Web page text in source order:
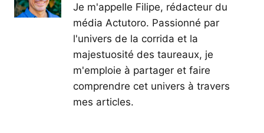
Je m'appelle Filipe, rédacteur du
média Actutoro. Passionné par
l'univers de la corrida et la
majestuosité des taureaux, je
m'emploie à partager et faire
comprendre cet univers à travers
mes articles.